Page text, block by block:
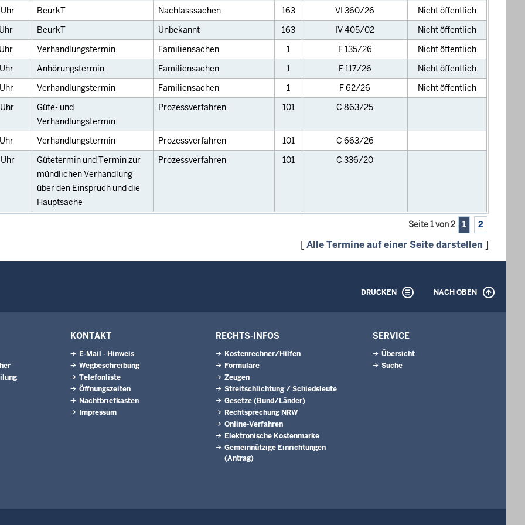
Uhr BeurkT Nachlasssachen 163 VI 360/26
Nicht öffentlich
BeurkT Unbekannt 163 IV 405/02
Nicht öffentlich
Verhandlungstermin Familiensachen 1 F 135/26
Nicht öffentlich
Uhr
Anhörungstermin Familiensachen 1 F 117/26
Nicht öffentlich
Verhandlungstermin Familiensachen 1 F 62/26
Nicht öffentlich
Uhr
Güte- und
Verhandlungstermin
Prozessverfahren 101 C 863/25
Verhandlungstermin Prozessverfahren 101
C 663/26
Uhr
Gütetermin und Termin zur
mündlichen Verhandlung
über den Einspruch und die
Hauptsache
Prozessverfahren 101 C 336/20
Seite 1 von 2 1 2
[Alle Termine auf einer Seite darstellen ]
DRUCKEN NACH OBEN
KONTAKT
E-Mail - Hinweis
Wegbeschreibung
Telefonliste
Öffnungszeiten
Nachtbriefkasten
Impressum
RECHTS-INFOS
Kostenrechner/Hilfen
Formulare
Zeugen
Streitschlichtung / Schiedsleute
Gesetze (Bund/Länder)
Rechtsprechung NRW
Online-Verfahren
Elektronische Kostenmarke
Gemeinnützige Einrichtungen
(Antrag)
SERVICE
Übersicht
Suche